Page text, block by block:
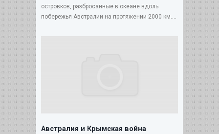
островков, разбросанные в океане вдоль
побережья Австралии на протяжении 2000 км....
Австралия и Крымская война